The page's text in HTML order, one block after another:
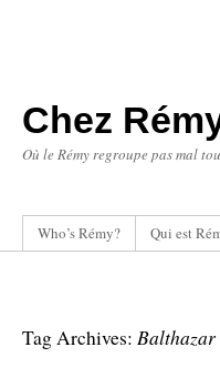
Chez
Où le Rémy regroupe pas mal
Who’s Rémy? Qui est
Tag Archives: Balthazar